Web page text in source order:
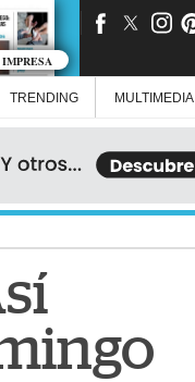
TRENDING MULTIMEDIA